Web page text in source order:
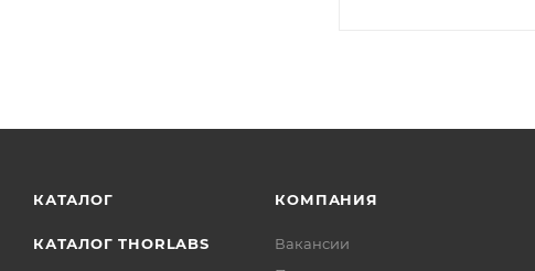
КАТАЛОГ
КАТАЛОГ THORLABS
КОМПАНИЯ
Вакансии